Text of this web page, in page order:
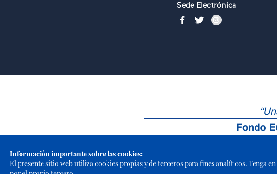
Información importante sobre las cookies:
El presente sitio web utiliza cookies propias y de terceros para fines analíticos. Tenga
Sede Electrónica